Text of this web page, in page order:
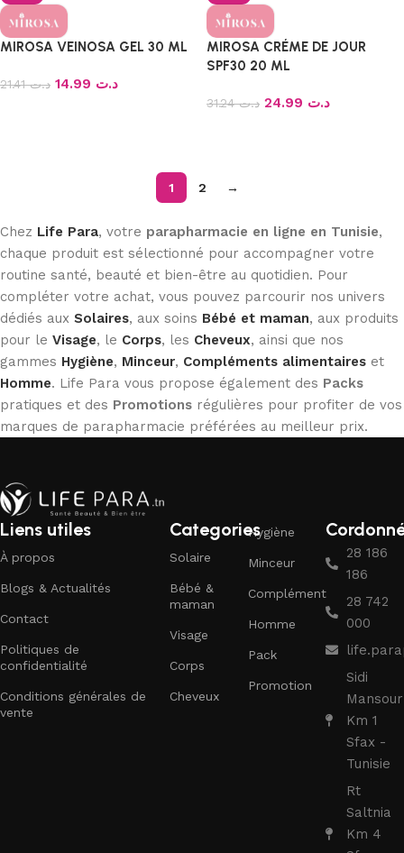
MIROSA VEINOSA GEL 30 ML
د.ت21.41 د.ت
MIROSA CRÉME DE JOUR
SPF30 20 ML
د.ت31.24 د.ت
1 2 →
Chez Life Para, votre parapharmacie en ligne en Tunisie,
chaque produit est sélectionné pour accompagner votre
routine santé, beauté et bien-être au quotidien. Pour
compléter votre achat, vous pouvez parcourir nos univers
dédiés aux Solaires, aux soins Bébé et maman, aux produits
pour le Visage, le Corps, les Cheveux, ainsi que nos
gammes Hygiène, Minceur, Compléments alimentaires et
Homme. Life Para vous propose également des Packs
pratiques et des Promotions régulières pour profiter de vos
marques de parapharmacie préférées au meilleur prix.
Liens utiles
À propos
Blogs & Actualités
Contact
Politiques de
confidentialité
Conditions générales de
vente
Categories
Solaire
Bébé &
maman
Visage
Corps
Cheveux
Hygiène
Minceur
Complément
Homme
Pack
Promotion
28 186
186
28 742
000
Sidi
Mansour
Km 1
Sfax -
Tunisie
Rt
Saltnia
Km 4